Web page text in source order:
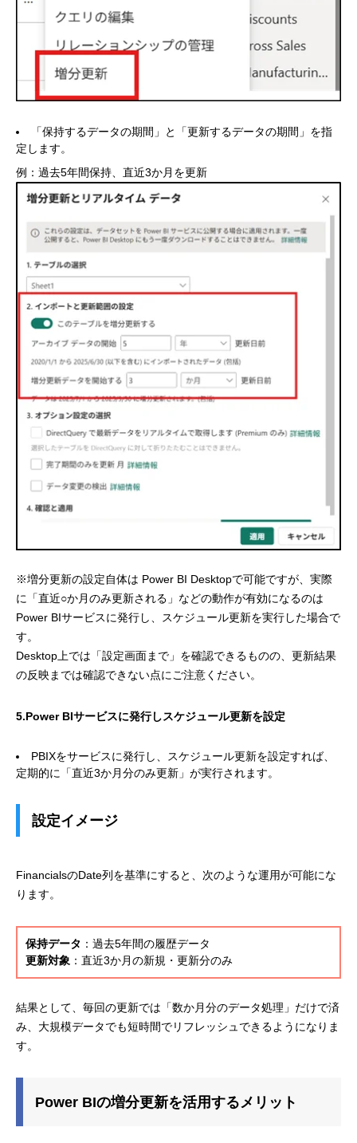
「保持するデータの期間」と「更新するデータの期間」を指
定します。
例：過去5年間保持、直近3か月を更新
※増分更新の設定自体は Power BI Desktopで可能ですが、実際
に「直近○か月のみ更新される」などの動作が有効になるのは
Power BIサービスに発行し、スケジュール更新を実行した場合で
す。
Desktop上では「設定画面まで」を確認できるものの、更新結果
の反映までは確認できない点にご注意ください。
5.Power BIサービスに発行しスケジュール更新を設定
PBIXをサービスに発行し、スケジュール更新を設定すれば、
定期的に「直近3か月分のみ更新」が実行されます。
設定イメージ
FinancialsのDate列を基準にすると、次のような運用が可能にな
ります。
保持データ ：過去5年間の履歴データ
更新対象 ：直近3か月の新規・更新分のみ
結果として、毎回の更新では「数か月分のデータ処理」だけで済
み、大規模データでも短時間でリフレッシュできるようになりま
す。
Power BIの増分更新を活用するメリット